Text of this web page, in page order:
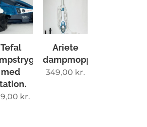
Tefal
med
kr.
Ariete
dampmoppe.
349,00 kr.